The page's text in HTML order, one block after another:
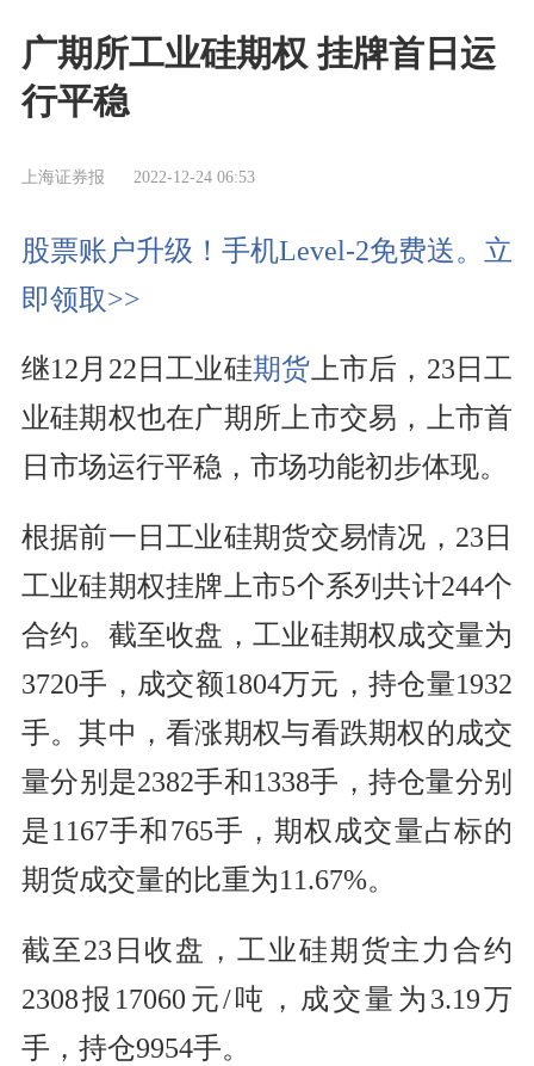
广期所工业硅期权 挂牌首日运
行平稳
上海证券报 2022-12-24 06:53
股票账户升级！手机Level-2免费送。立
即领取>>
继12月22日工业硅期货上市后，23日工
业硅期权也在广期所上市交易，上市首
日市场运行平稳，市场功能初步体现。
根据前一日工业硅期货交易情况，23日
工业硅期权挂牌上市5个系列共计244个
合约。截至收盘，工业硅期权成交量为
3720手，成交额1804万元，持仓量1932
手。其中，看涨期权与看跌期权的成交
量分别是2382手和1338手，持仓量分别
是1167手和765手，期权成交量占标的
期货成交量的比重为11.67%。
截至23日收盘，工业硅期货主力合约
2308报17060元/吨，成交量为3.19万
手，持仓9954手。